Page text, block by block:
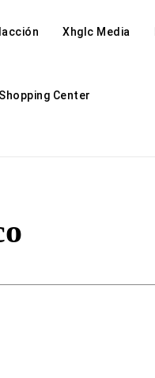
Xhglc Media
Center